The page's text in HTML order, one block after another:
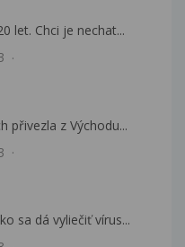
let. Chci je nechat...
přivezla z Východu...
sa dá vyliečiť vírus...